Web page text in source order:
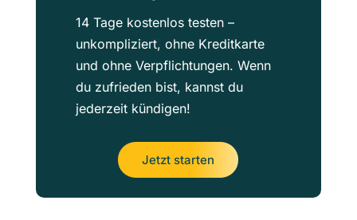
14 Tage kostenlos testen –
unkompliziert, ohne Kreditkarte
und ohne Verpflichtungen. Wenn
du zufrieden bist, kannst du
jederzeit kündigen!
Jetzt starten